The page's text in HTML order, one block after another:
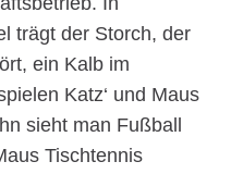
trägt der Storch, der
ein Kalb im
Katz‘ und Maus
sieht man Fußball
Tischtennis